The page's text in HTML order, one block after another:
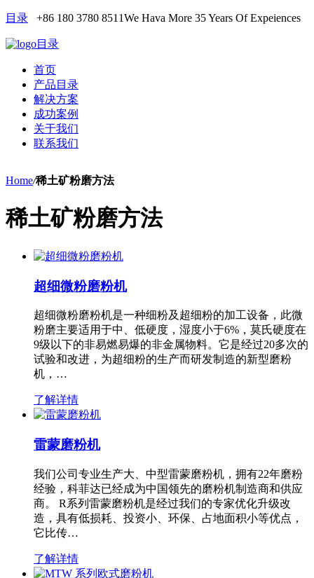
目录 +86 180 3780 8511We Hava More 35 Years Of Expeiences
目录
首页
产品目录
解决方案
成功案例
关于我们
联系我们
Home/稀土矿粉磨方法
稀土矿粉磨方法
超细微粉磨粉机
超细微粉磨粉机是一种细粉及超细粉的加工设备，此微
粉磨主要适用于中、低硬度，湿度小于6%，莫氏硬度在
9级以下的非易燃易爆的非金属物料。它是经过20多次的
试验和改进，为超细粉的生产而研发制造的新型磨粉
机，…
了解详情
雷蒙磨粉机
我们公司专业生产大、中型雷蒙磨粉机，拥有22年磨粉
经验，科菲达已经成为中国领先的磨粉机制造商和供应
商。 R系列雷蒙磨粉机是经过我们的专家优化升级改
造，具有低损耗、投资小、环保、占地面积小等优点，
它比传…
了解详情